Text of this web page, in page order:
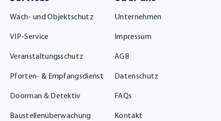
Wach- und Objektschutz
VIP-Service
Veranstaltungsschutz
Pforten- & Empfangsdienst
Doorman & Detektiv
Baustellenüberwachung
Unternehmen
Impressum
AGB
Datenschutz
FAQs
Kontakt